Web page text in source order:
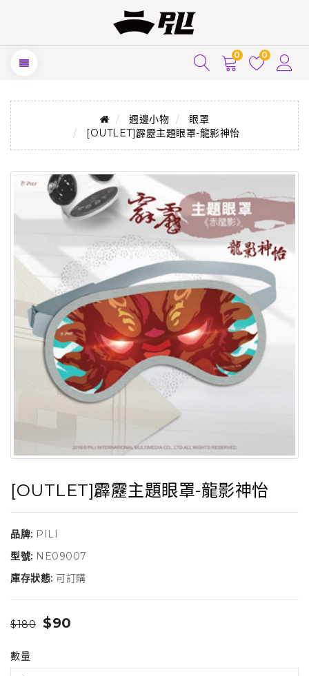
0 0
週邊小物
眼罩
[OUTLET]霹靂主題眼罩-龍影神怡
[OUTLET]霹靂主題眼罩-龍影神怡
品牌: PILI
型號: NE09007
庫存狀態: 可訂購
$180 $90
數量